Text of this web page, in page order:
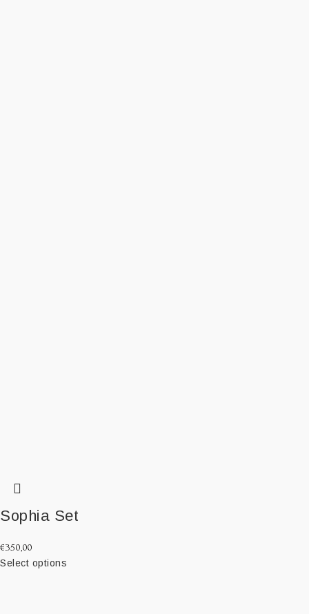
Sophia Set
€350,00
Select options